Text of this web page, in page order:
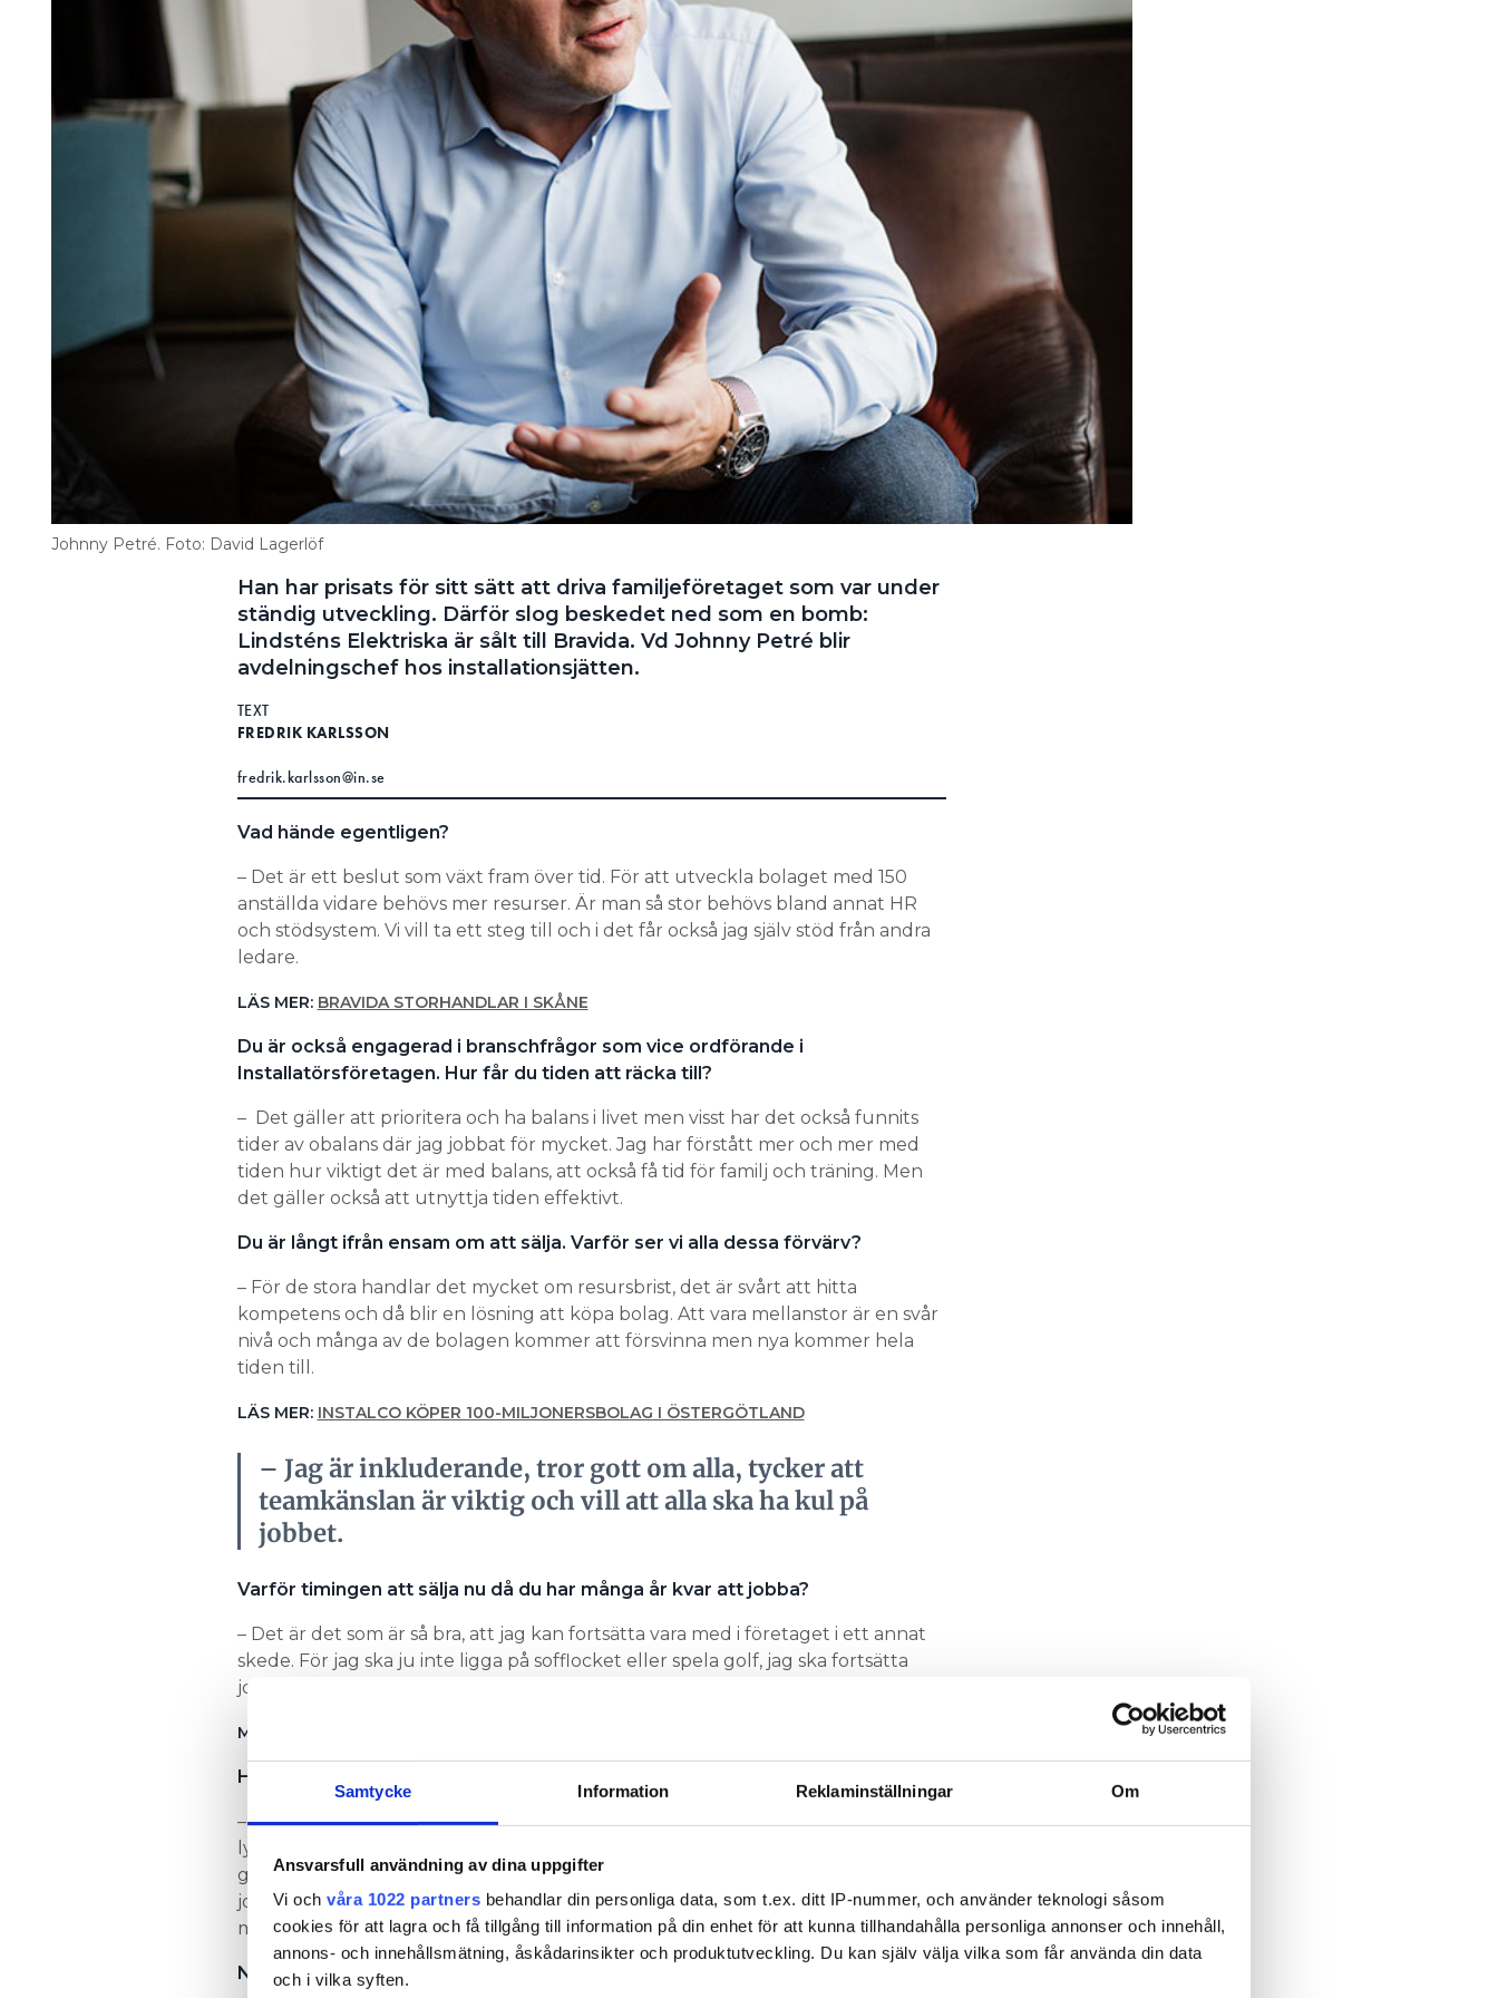
Samtycke Information Reklaminställningar Om
Ansvarsfull användning av dina uppgifter
Vi och våra 1022 partners behandlar din personliga data, som t.ex. ditt IP-nummer, och använder teknologi såsom
cookies för att lagra och få tillgång till information på din enhet för att kunna tillhandahålla personliga annonser och innehåll,
annons- och innehållsmätning, åskådarinsikter och produktutveckling. Du kan själv välja vilka som får använda din data
och i vilka syften.
Johnny Petré. Foto: David Lagerlöf
Han har prisats för sitt sätt att driva familjeföretaget som var under
ständig utveckling. Därför slog beskedet ned som en bomb:
Lindsténs Elektriska är sålt till Bravida. Vd Johnny Petré blir
avdelningschef hos installationsjätten.
TEXT
FREDRIK KARLSSON
fredrik.karlsson@in.se
Vad hände egentligen?
– Det är ett beslut som växt fram över tid. För att utveckla bolaget med 150
anställda vidare behövs mer resurser. Är man så stor behövs bland annat HR
och stödsystem. Vi vill ta ett steg till och i det får också jag själv stöd från andra
ledare.
LÄS MER: BRAVIDA STORHANDLAR I SKÅNE
Du är också engagerad i branschfrågor som vice ordförande i
Installatörsföretagen. Hur får du tiden att räcka till?
– Det gäller att prioritera och ha balans i livet men visst har det också funnits
tider av obalans där jag jobbat för mycket. Jag har förstått mer och mer med
tiden hur viktigt det är med balans, att också få tid för familj och träning. Men
det gäller också att utnyttja tiden effektivt.
Du är långt ifrån ensam om att sälja. Varför ser vi alla dessa förvärv?
– För de stora handlar det mycket om resursbrist, det är svårt att hitta
kompetens och då blir en lösning att köpa bolag. Att vara mellanstor är en svår
nivå och många av de bolagen kommer att försvinna men nya kommer hela
tiden till.
LÄS MER: INSTALCO KÖPER 100-MILJONERSBOLAG I ÖSTERGÖTLAND
– Jag är inkluderande, tror gott om alla, tycker att
teamkänslan är viktig och vill att alla ska ha kul på
jobbet.
Varför timingen att sälja nu då du har många år kvar att jobba?
– Det är det som är så bra, att jag kan fortsätta vara med i företaget i ett annat
skede. För jag ska ju inte ligga på sofflocket eller spela golf, jag ska fortsätta
jobba.
MER INTERVJU:
Hur är du som ledare?
– Jag är tydlig så att alla i bolaget vet vart vi ska. Men också diplomatiskt
lyssnande. En innovatör som vill att vi ska utvecklas. Jag är inkluderande, tror
gott om alla, tycker att teamkänslan är viktig och vill att alla ska ha kul på
jobbet. Jag vill vara nära, delegera men alla ska känna att de kan ringa eller
mejla mig.
När jag frågat runt haglar lovorden om dig. Har du inga dåliga sidor?